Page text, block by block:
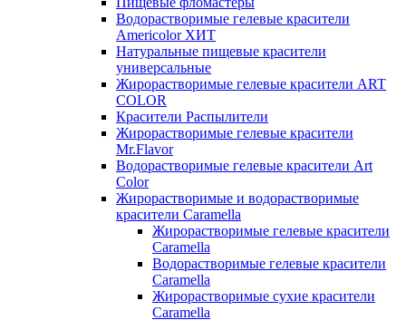
Водорастворимые гелевые красители
Americolor ХИТ
Натуральные пищевые красители
универсальные
Жирорастворимые гелевые красители ART
COLOR
Красители Распылители
Жирорастворимые гелевые красители
Mr.Flavor
Водорастворимые гелевые красители Art
Color
Жирорастворимые и водорастворимые
красители Caramella
Жирорастворимые гелевые красители
Caramella
Водорастворимые гелевые красители
Caramella
Жирорастворимые сухие красители
Caramella